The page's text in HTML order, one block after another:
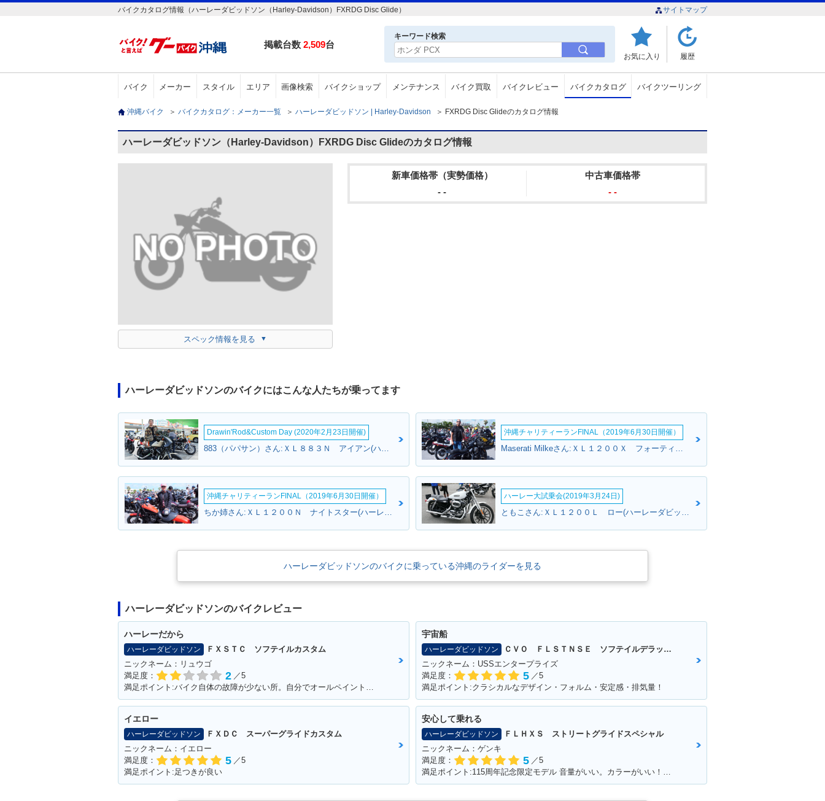
バイクカタログ情報（ハーレーダビッドソン（Harley-Davidson）FXRDG Disc Glide） サイトマップ
掲載台数 2,509台
キーワード検索
お気に入り 履歴
バイク メーカー スタイル エリア 画像検索 バイクショップ メンテナンス バイク買取 バイクレビュー バイクカタログ バイクツーリング
沖縄バイク ＞ バイクカタログ：メーカー一覧 ＞ ハーレーダビッドソン | Harley-Davidson ＞ FXRDG Disc Glideのカタログ情報
ハーレーダビッドソン（Harley-Davidson）FXRDG Disc Glideのカタログ情報
スペック情報を見る
新車価格帯（実勢価格）
- -
中古車価格帯
- -
ハーレーダビッドソンのバイクにはこんな人たちが乗ってます
Drawin'Rod&Custom Day (2020年2月23日開催)
883（パパサン）さん:ＸＬ８８３Ｎ アイアン(ハーレーダビッドソン)
沖縄チャリティーランFINAL（2019年6月30日開催）
Maserati Milkeさん:ＸＬ１２００Ｘ フォーティエイト(ハーレーダビッドソン)
沖縄チャリティーランFINAL（2019年6月30日開催）
ちか姉さん:ＸＬ１２００Ｎ ナイトスター(ハーレーダビッドソン)
ハーレー大試乗会(2019年3月24日)
ともこさん:ＸＬ１２００Ｌ ロー(ハーレーダビッドソン)
ハーレーダビッドソンのバイクに乗っている沖縄のライダーを見る
ハーレーダビッドソンのバイクレビュー
ハーレーだから
ハーレーダビッドソン
ＦＸＳＴＣ ソフテイルカスタム
ニックネーム：リュウゴ
満足度：
2 ／5
満足ポイント:バイク自体の故障が少ない所。自分でオールペイントした所。
宇宙船
ハーレーダビッドソン
ＣＶＯ ＦＬＳＴＮＳＥ ソフテイルデラックス
ニックネーム：USSエンタープライズ
満足度：
5 ／5
満足ポイント:クラシカルなデザイン・フォルム・安定感・排気量！
イエロー
ハーレーダビッドソン
ＦＸＤＣ スーパーグライドカスタム
ニックネーム：イエロー
満足度：
5 ／5
満足ポイント:足つきが良い
安心して乗れる
ハーレーダビッドソン
ＦＬＨＸＳ ストリートグライドスペシャル
ニックネーム：ゲンキ
満足度：
5 ／5
満足ポイント:115周年記念限定モデル 音量がいい。カラーがいい！カムを交換している。音が良くなった。 外観をいじってカスタムしていきたい。